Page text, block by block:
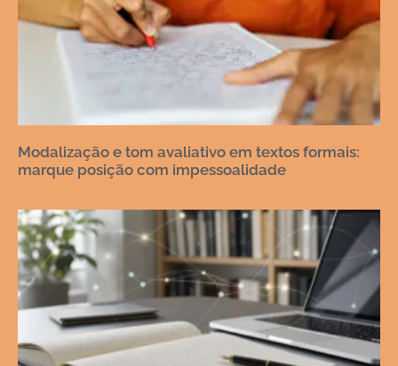
Modalização e tom avaliativo em textos formais:
marque posição com impessoalidade